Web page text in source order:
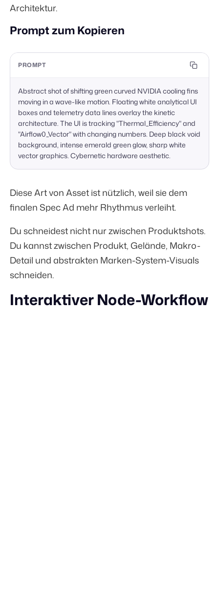
Architektur.
Prompt zum Kopieren
PROMPT
Abstract shot of shifting green curved NVIDIA cooling fins
moving in a wave-like motion. Floating white analytical UI
boxes and telemetry data lines overlay the kinetic
architecture. The UI is tracking "Thermal_Efficiency" and
"Airflow0_Vector" with changing numbers. Deep black void
background, intense emerald green glow, sharp white
vector graphics. Cybernetic hardware aesthetic.
Diese Art von Asset ist nützlich, weil sie dem
finalen Spec Ad mehr Rhythmus verleiht.
Du schneidest nicht nur zwischen Produktshots.
Du kannst zwischen Produkt, Gelände, Makro-
Detail und abstrakten Marken-System-Visuals
schneiden.
Interaktiver Node-Workflow